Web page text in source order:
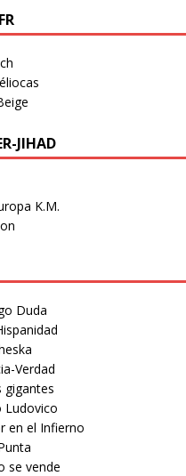
JIHAD
K.M.
Duda
Verdad
gigantes
Ludovico
en el Infierno
se vende